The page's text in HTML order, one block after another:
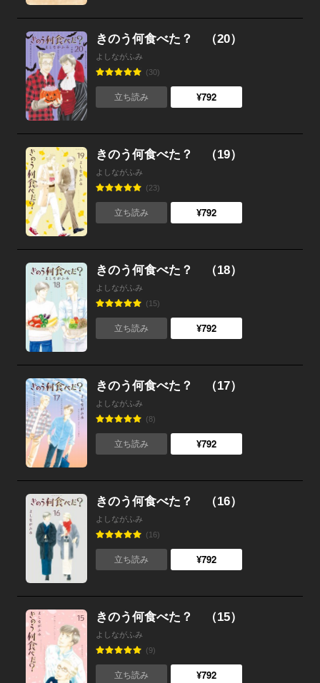
きのう何食べた？ （20）
よしながふみ
(30)
立ち読み ¥792
きのう何食べた？ （19）
よしながふみ
(23)
立ち読み ¥792
きのう何食べた？ （18）
よしながふみ
(15)
立ち読み ¥792
きのう何食べた？ （17）
よしながふみ
(8)
立ち読み ¥792
きのう何食べた？ （16）
よしながふみ
(16)
立ち読み ¥792
きのう何食べた？ （15）
よしながふみ
(9)
立ち読み ¥792